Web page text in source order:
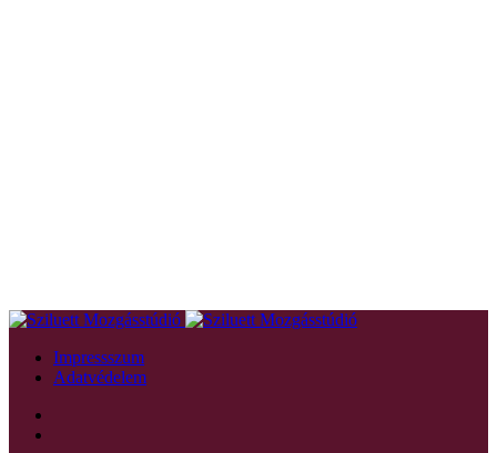
Impressszum
Adatvédelem